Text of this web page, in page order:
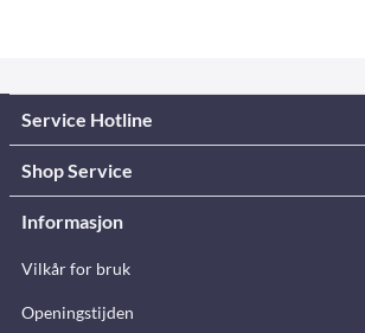
Service Hotline
Shop Service
Informasjon
Vilkår for bruk
Openingstijden